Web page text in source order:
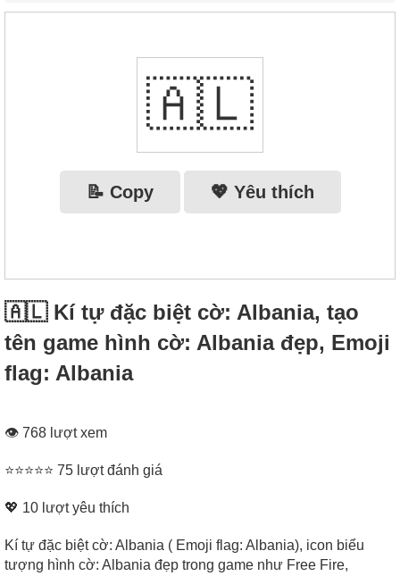
🇦🇱
📝 Copy 💖 Yêu thích
🇦🇱 Kí tự đặc biệt cờ: Albania, tạo
tên game hình cờ: Albania đẹp, Emoji
flag: Albania
👁 768 lượt xem
⭐⭐⭐⭐⭐ 75 lượt đánh giá
💖 10 lượt yêu thích
Kí tự đặc biệt cờ: Albania ( Emoji flag: Albania), icon biểu
tượng hình cờ: Albania đẹp trong game như Free Fire,